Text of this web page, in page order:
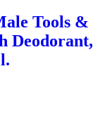
Tools &
Deodorant,